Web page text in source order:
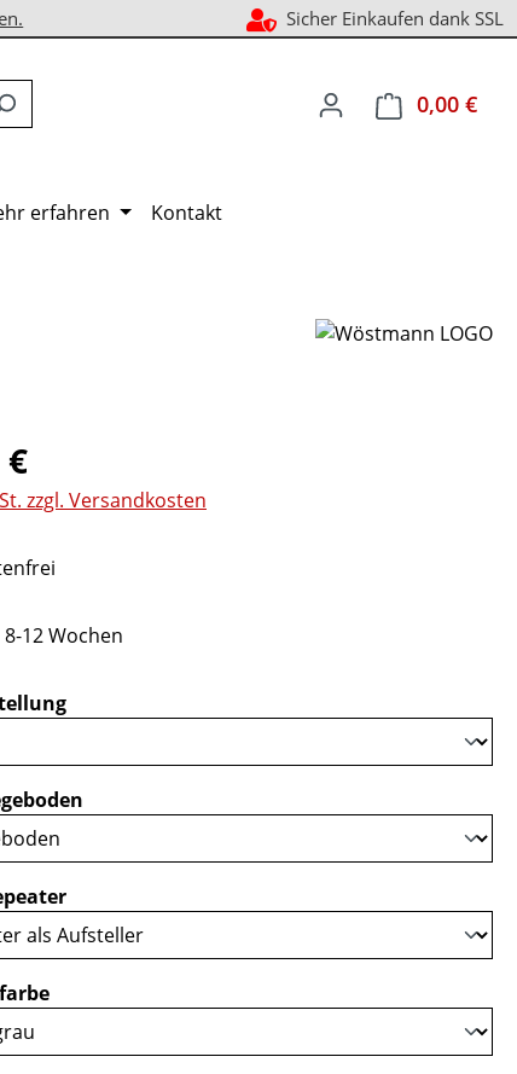
Sicher Einkaufen dank SSL
0,00 €
erfahren Kontakt
€
zzgl. Versandkosten
12 Wochen
auswählen
auswählen
auswählen